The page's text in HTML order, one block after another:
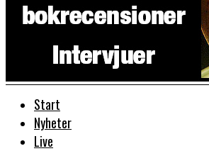
Start
Nyheter
Live